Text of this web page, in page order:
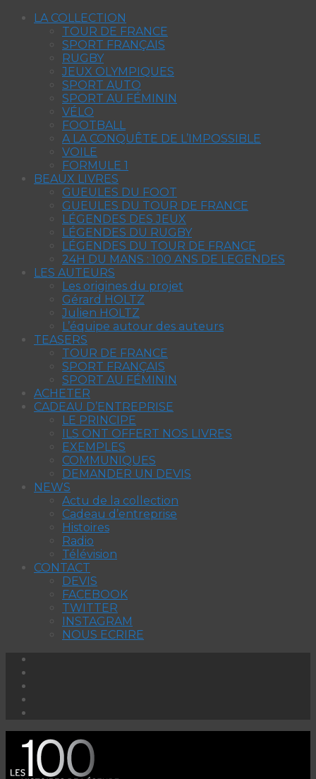
LA COLLECTION
TOUR DE FRANCE
SPORT FRANÇAIS
RUGBY
JEUX OLYMPIQUES
SPORT AUTO
SPORT AU FÉMININ
VÉLO
FOOTBALL
A LA CONQUÊTE DE L’IMPOSSIBLE
VOILE
FORMULE 1
BEAUX LIVRES
GUEULES DU FOOT
GUEULES DU TOUR DE FRANCE
LÉGENDES DES JEUX
LÉGENDES DU RUGBY
LÉGENDES DU TOUR DE FRANCE
24H DU MANS : 100 ANS DE LEGENDES
LES AUTEURS
Les origines du projet
Gérard HOLTZ
Julien HOLTZ
L’équipe autour des auteurs
TEASERS
TOUR DE FRANCE
SPORT FRANÇAIS
SPORT AU FÉMININ
ACHETER
CADEAU D’ENTREPRISE
LE PRINCIPE
ILS ONT OFFERT NOS LIVRES
EXEMPLES
COMMUNIQUES
DEMANDER UN DEVIS
NEWS
Actu de la collection
Cadeau d’entreprise
Histoires
Radio
Télévision
CONTACT
DEVIS
FACEBOOK
TWITTER
INSTAGRAM
NOUS ECRIRE